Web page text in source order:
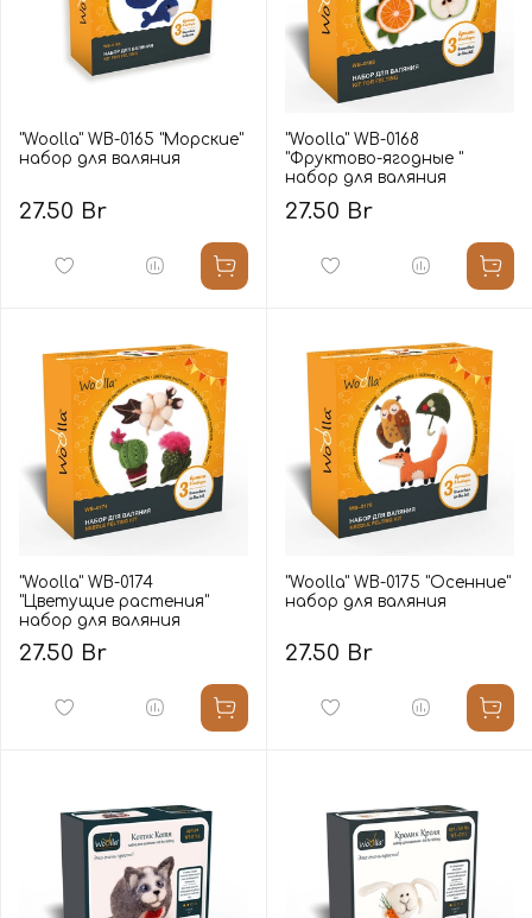
"Woolla" WB-0165 "Морские"
набор для валяния
27.50 Br
"Woolla" WB-0168
"Фруктово-ягодные "
набор для валяния
27.50 Br
"Woolla" WB-0174
"Цветущие растения"
набор для валяния
27.50 Br
"Woolla" WB-0175 "Осенние"
набор для валяния
27.50 Br